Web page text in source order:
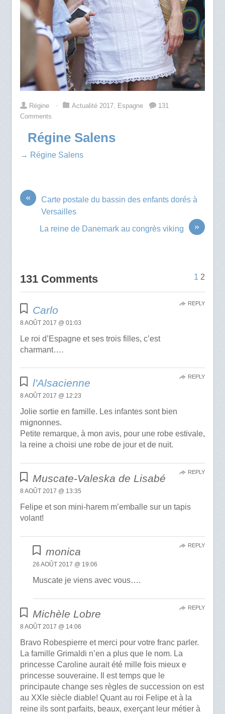
Régine ⋅ Actualité 2017, Espagne
131
Comments
Régine Salens
→ Régine Salens
«
Carte postale du bassin des enfants dorés à
Versailles
»
La reine de Danemark au congrès viking
131 Comments 1 2
Carlo
8 AOÛT 2017 @ 01:03
Le roi d’Espagne et ses trois filles, c’est
charmant….
REPLY
l'Alsacienne
8 AOÛT 2017 @ 12:23
Jolie sortie en famille. Les infantes sont bien
mignonnes.
Petite remarque, à mon avis, pour une robe estivale,
la reine a choisi une robe de jour et de nuit.
REPLY
Muscate-Valeska de Lisabé
8 AOÛT 2017 @ 13:35
Felipe et son mini-harem m’emballe sur un tapis
volant!
REPLY
monica
26 AOÛT 2017 @ 19:06
Muscate je viens avec vous….
REPLY
Michèle Lobre
8 AOÛT 2017 @ 14:06
Bravo Robespierre et merci pour votre franc parler.
La famille Grimaldi n’en a plus que le nom. La
princesse Caroline aurait été mille fois mieux e
princesse souveraine. Il est temps que le
principaute change ses règles de succession on est
au XXIe siècle diable! Quant au roi Felipe et à la
reine ils sont parfaits, beaux, exerçant leur métier à
REPLY